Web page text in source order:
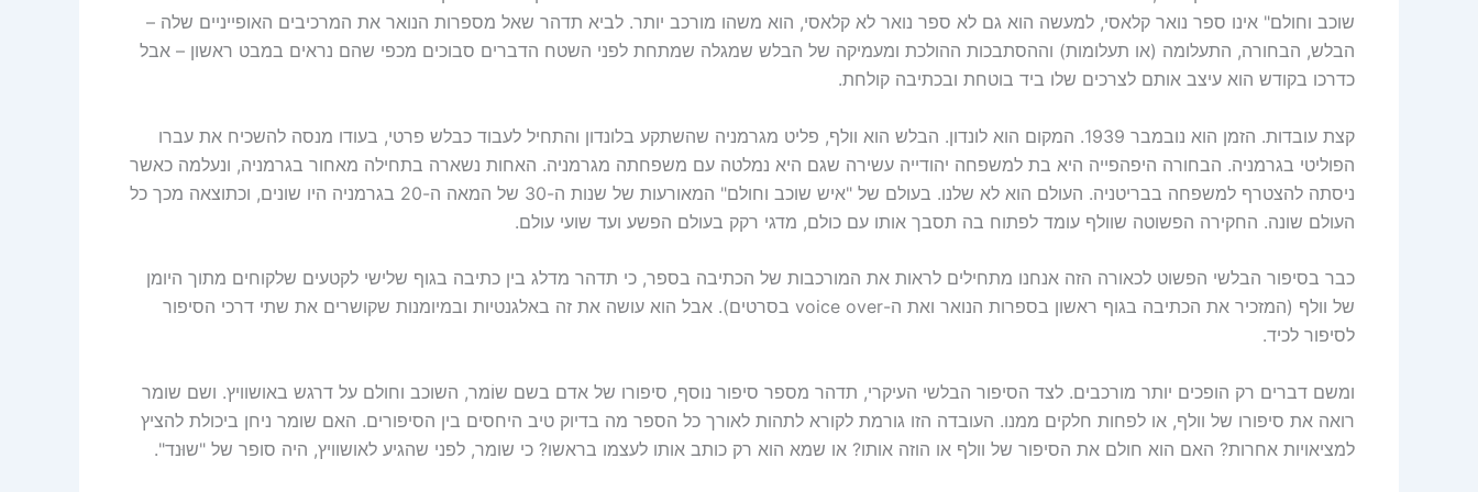
שוכב וחולם" אינו ספר נואר קלאסי, למעשה הוא גם לא ספר נואר לא קלאסי, הוא משהו מורכב יותר. לביא תדהר שאל מספרות הנואר את המרכיבים האופייניים שלה –
הבלש, הבחורה, התעלומה (או תעלומות) וההסתבכות ההולכת ומעמיקה של הבלש שמגלה שמתחת לפני השטח הדברים סבוכים מכפי שהם נראים במבט ראשון – אבל
כדרכו בקודש הוא עיצב אותם לצרכים שלו ביד בוטחת ובכתיבה קולחת.
קצת עובדות. הזמן הוא נובמבר 1939. המקום הוא לונדון. הבלש הוא וולף, פליט מגרמניה שהשתקע בלונדון והתחיל לעבוד כבלש פרטי, בעודו מנסה להשכיח את עברו
הפוליטי בגרמניה. הבחורה היפהפייה היא בת למשפחה יהודייה עשירה שגם היא נמלטה עם משפחתה מגרמניה. האחות נשארה בתחילה מאחור בגרמניה, ונעלמה כאשר
ניסתה להצטרף למשפחה בבריטניה. העולם הוא לא שלנו. בעולם של "איש שוכב וחולם" המאורעות של שנות ה-30 של המאה ה-20 בגרמניה היו שונים, וכתוצאה מכך כל
העולם שונה. החקירה הפשוטה שוולף עומד לפתוח בה תסבך אותו עם כולם, מדגי רקק בעולם הפשע ועד שועי עולם.
כבר בסיפור הבלשי הפשוט לכאורה הזה אנחנו מתחילים לראות את המורכבות של הכתיבה בספר, כי תדהר מדלג בין כתיבה בגוף שלישי לקטעים שלקוחים מתוך היומן
של וולף (המזכיר את הכתיבה בגוף ראשון בספרות הנואר ואת ה-voice over בסרטים). אבל הוא עושה את זה באלגנטיות ובמיומנות שקושרים את שתי דרכי הסיפור
לסיפור לכיד.
ומשם דברים רק הופכים יותר מורכבים. לצד הסיפור הבלשי העיקרי, תדהר מספר סיפור נוסף, סיפורו של אדם בשם שוֹמר, השוכב וחולם על דרגש באושוויץ. ושם שומר
רואה את סיפורו של וולף, או לפחות חלקים ממנו. העובדה הזו גורמת לקורא לתהות לאורך כל הספר מה בדיוק טיב היחסים בין הסיפורים. האם שומר ניחן ביכולת להציץ
למציאויות אחרות? האם הוא חולם את הסיפור של וולף או הוזה אותו? או שמא הוא רק כותב אותו לעצמו בראשו? כי שומר, לפני שהגיע לאושוויץ, היה סופר של "שוּנד".